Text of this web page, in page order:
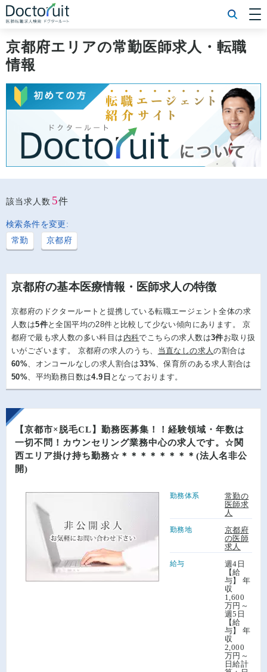
[常勤] 科目から探す
[常勤] 特徴から探す
Doctoruit医師転職特集
Doctoruitについて
運営者情報
プライバシーポリシー
京都府エリアの常勤医師求人・転職
情報
該当求人数 5件
検索条件を変更:
常勤
京都府
京都府の基本医療情報・医師求人の特徴
京都府のドクタールートと提携している転職エージェント全体の求
人数は5件と全国平均の28件と比較して少ない傾向にあります。 京
都府で最も求人数の多い科目は 内科でこちらの求人数は3件お取り扱
いがございます。 京都府の求人のうち、 当直なしの求人の割合は
60% 、オンコールなしの求人割合は33% 、保育所のある求人割合は
50% 、平均勤務日数は4.9日 となっております。
【京都市×脱毛CL】勤務医募集！！経験領域・年数は
一切不問！カウンセリング業務中心の求人です。☆関
西エリア掛け持ち勤務☆＊＊＊＊＊＊＊＊(法人名非公
開)
勤務体系
常勤の
医師求
人
勤務地
京都府
の医師
求人
給与
週4日
【給
与】 年
収
1,600
万円～
週5日
【給
与】 年
収
2,000
万円～
日給計